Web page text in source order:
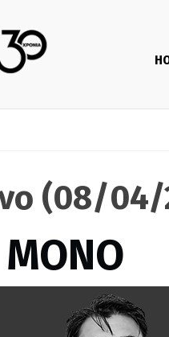
(08/04/
ΜΟΝΟ